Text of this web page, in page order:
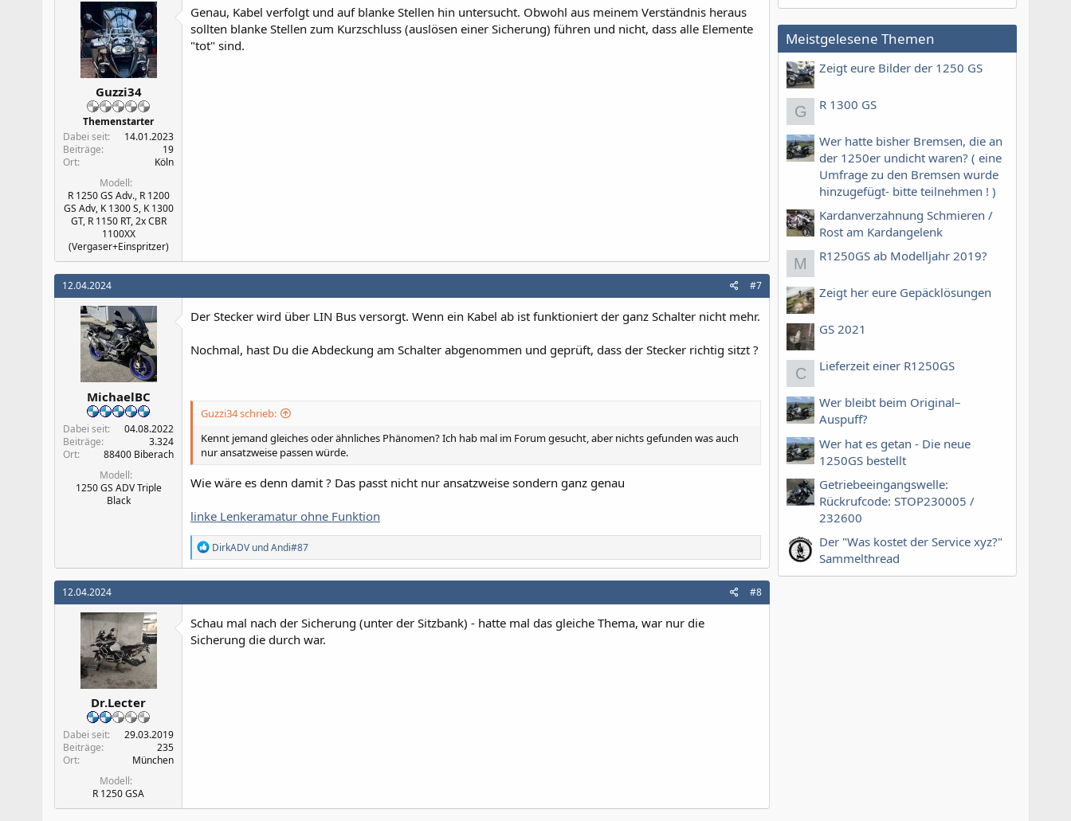
o
n
e
Guzzi34
Themenstarter
Dabei seit
14.01.2023
Beiträge
19
Ort
Köln
Modell
R 1250 GS Adv., R 1200
GS Adv, K 1300 S, K 1300
GT, R 1150 RT, 2x CBR
1100XX
(Vergaser+Einspritzer)
Genau, Kabel verfolgt und auf blanke Stellen hin untersucht. Obwohl aus meinem Verständnis heraus
sollten blanke Stellen zum Kurzschluss (auslösen einer Sicherung) führen und nicht, dass alle Elemente
"tot" sind.
12.04.2024 #7
MichaelBC
Dabei seit
04.08.2022
Beiträge
3.324
Ort
88400 Biberach
Modell
1250 GS ADV Triple
Black
Der Stecker wird über LIN Bus versorgt. Wenn ein Kabel ab ist funktioniert der ganz Schalter nicht mehr.
Nochmal, hast Du die Abdeckung am Schalter abgenommen und geprüft, dass der Stecker richtig sitzt ?
Guzzi34 schrieb:
Kennt jemand gleiches oder ähnliches Phänomen? Ich hab mal im Forum gesucht, aber nichts gefunden was auch
nur ansatzweise passen würde.
Wie wäre es denn damit ? Das passt nicht nur ansatzweise sondern ganz genau
linke Lenkeramatur ohne Funktion
R
e
a
k
o
n
e
DirkADV undAndi#87
12.04.2024 #8
Dr.Lecter
Dabei seit
29.03.2019
Beiträge
235
Ort
München
Modell
R 1250 GSA
Schau mal nach der Sicherung (unter der Sitzbank) - hatte mal das gleiche Thema, war nur die
Sicherung die durch war.
Meistgelesene Themen
Zeigt eure Bilder der 1250 GS
G R 1300 GS
Wer hatte bisher Bremsen, die an
der 1250er undicht waren? ( eine
Umfrage zu den Bremsen wurde
hinzugefügt- bitte teilnehmen ! )
Kardanverzahnung Schmieren /
Rost am Kardangelenk
M R1250GS ab Modelljahr 2019?
Zeigt her eure Gepäcklösungen
GS 2021
C Lieferzeit einer R1250GS
Wer bleibt beim Original–
Auspuff?
Wer hat es getan - Die neue
1250GS bestellt
Getriebeeingangswelle:
Rückrufcode: STOP230005 /
232600
Der "Was kostet der Service xyz?"
Sammelthread